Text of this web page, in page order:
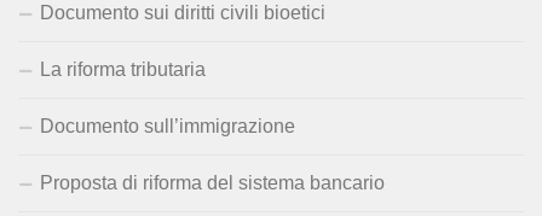
Documento sui diritti civili bioetici
La riforma tributaria
Documento sull’immigrazione
Proposta di riforma del sistema bancario